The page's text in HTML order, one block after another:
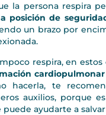
la persona respira
posición de
un brazo por
respira, en estos
cardiopulmonar
hacerla, te
auxilios, porque
ayudarte a